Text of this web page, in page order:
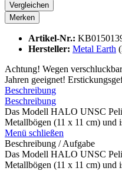
Vergleichen
Merken
Artikel-Nr.:
Hersteller: Metal Earth
Achtung! Wegen
Jahren geeignet!
Beschreibung
Beschreibung
Das Modell HALO UNSC
Metallbögen (11 x 11 cm) und
Menü schließen
Beschreibung / Aufgabe
Das Modell HALO UNSC
Metallbögen (11 x 11 cm) und